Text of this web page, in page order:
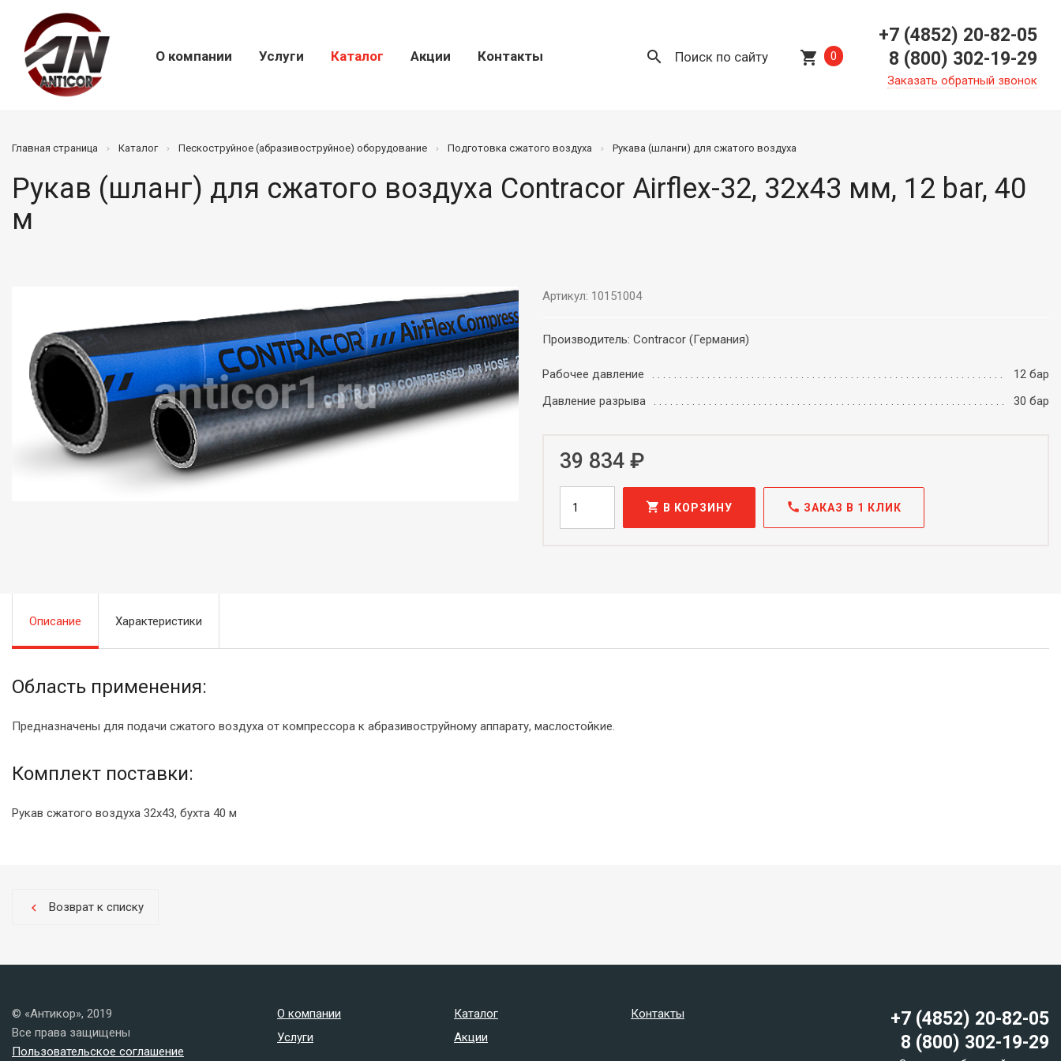
О компании Услуги Каталог Акции Контакты search Поиск по сайту shopping_cart 0
+7 (4852) 20-82-05
8 (800) 302-19-29
Заказать обратный звонок
Главная страница Каталог Пескоструйное (абразивоструйное) оборудование Подготовка сжатого воздуха Рукава (шланги) для сжатого воздуха
Рукав (шланг) для сжатого воздуха Contracor Airflex-32, 32х43 мм, 12 bar, 40
м
Артикул: 10151004
Производитель: Contracor (Германия)
Рабочее давление
12 бар
Давление разрыва
30 бар
39 834 ₽
shopping_cart В КОРЗИНУ call ЗАКАЗ В 1 КЛИК
Описание Характеристики
Область применения:
Предназначены для подачи сжатого воздуха от компрессора к абразивоструйному аппарату, маслостойкие.
Комплект поставки:
Рукав сжатого воздуха 32x43, бухта 40 м
chevron_left Возврат к списку
© «Антикор», 2019
Все права защищены
Пользовательское соглашение
О компании
Услуги
Каталог
Акции
Контакты
+7 (4852) 20-82-05
8 (800) 302-19-29